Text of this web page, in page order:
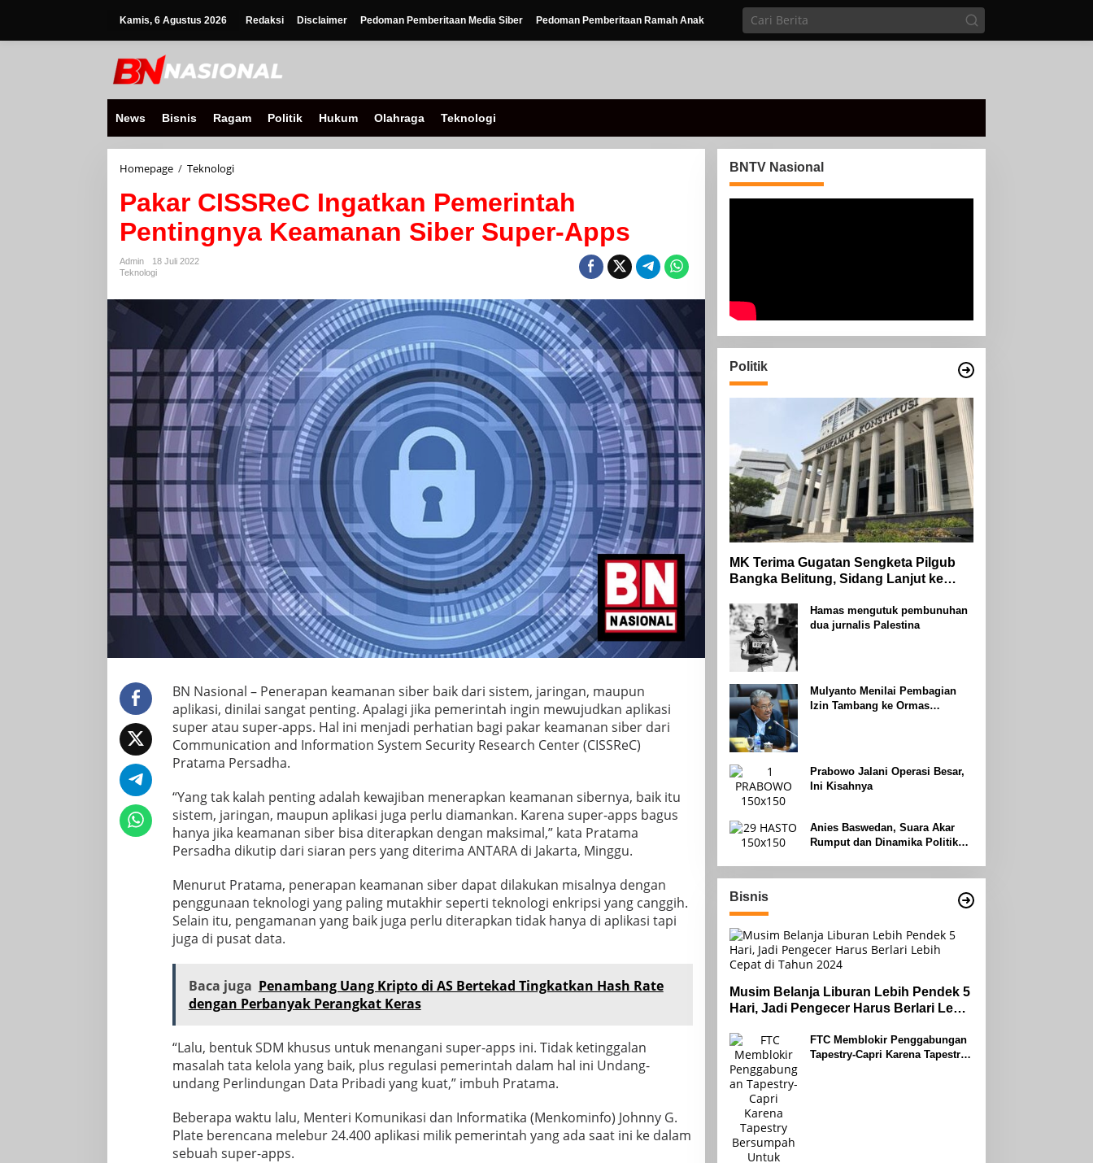
Kamis, 6 Agustus 2026 Redaksi Disclaimer Pedoman Pemberitaan Media Siber Pedoman Pemberitaan Ramah Anak
News Bisnis Ragam Politik Hukum Olahraga Teknologi
Homepage / TeknologiPakar
Ingatkan
Pemerintah
Pentingnya
Keamanan
Pakar CISSReC Ingatkan Pemerintah
Pentingnya Keamanan Siber Super-Apps
Admin
18 Juli 2022
Teknologi
BN Nasional – Penerapan keamanan siber baik dari sistem, jaringan, maupun
aplikasi, dinilai sangat penting. Apalagi jika pemerintah ingin mewujudkan aplikasi
super atau super-apps. Hal ini menjadi perhatian bagi pakar keamanan siber dari
Communication and Information System Security Research Center (CISSReC)
Pratama Persadha.
“Yang tak kalah penting adalah kewajiban menerapkan keamanan sibernya, baik itu
sistem, jaringan, maupun aplikasi juga perlu diamankan. Karena super-apps bagus
hanya jika keamanan siber bisa diterapkan dengan maksimal,” kata Pratama
Persadha dikutip dari siaran pers yang diterima ANTARA di Jakarta, Minggu.
Menurut Pratama, penerapan keamanan siber dapat dilakukan misalnya dengan
penggunaan teknologi yang paling mutakhir seperti teknologi enkripsi yang canggih.
Selain itu, pengamanan yang baik juga perlu diterapkan tidak hanya di aplikasi tapi
juga di pusat data.
Baca juga Penambang Uang Kripto di AS Bertekad Tingkatkan Hash Rate
dengan Perbanyak Perangkat Keras
“Lalu, bentuk SDM khusus untuk menangani super-apps ini. Tidak ketinggalan
masalah tata kelola yang baik, plus regulasi pemerintah dalam hal ini Undang-
undang Perlindungan Data Pribadi yang kuat,” imbuh Pratama.
Beberapa waktu lalu, Menteri Komunikasi dan Informatika (Menkominfo) Johnny G.
Plate berencana melebur 24.400 aplikasi milik pemerintah yang ada saat ini ke dalam
sebuah super-apps.
BNTV Nasional
Politik
MK Terima Gugatan Sengketa Pilgub
Bangka Belitung, Sidang Lanjut ke
Hamas mengutuk pembunuhan
dua jurnalis Palestina
Mulyanto Menilai Pembagian
Izin Tambang ke Ormas
Prabowo Jalani Operasi Besar,
Ini Kisahnya
Anies Baswedan, Suara Akar
Rumput dan Dinamika Politik
Bisnis
Musim Belanja Liburan Lebih Pendek 5
Hari, Jadi Pengecer Harus Berlari Lebih
FTC Memblokir Penggabungan
Tapestry-Capri Karena Tapestry